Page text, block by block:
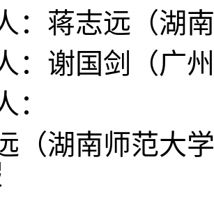
：蒋志远（湖
：谢国剑（广
：
（湖南师范大